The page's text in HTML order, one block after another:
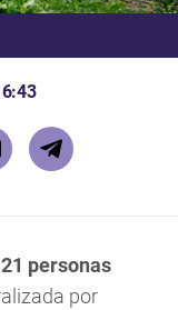
personas
por